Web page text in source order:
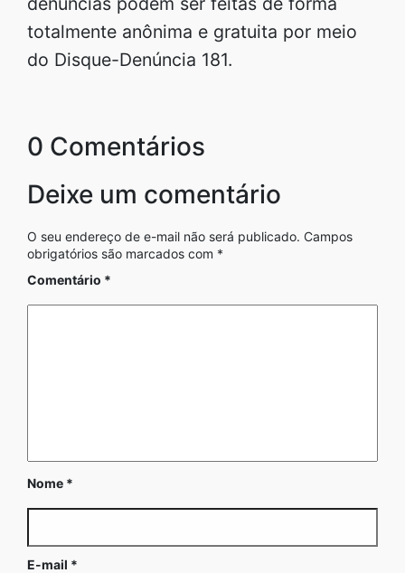
totalmente anônima e gratuita por meio
do Disque-Denúncia 181.
0 Comentários
Deixe um comentário
O seu endereço de e-mail não será publicado. Campos
obrigatórios são marcados com *
Comentário *
Nome *
E-mail *